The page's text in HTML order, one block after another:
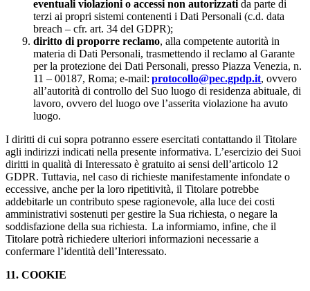
eventuali violazioni o accessi non autorizzati da parte di
terzi ai propri sistemi contenenti i Dati Personali (c.d. data
breach – cfr. art. 34 del GDPR);
diritto di proporre reclamo, alla competente autorità in
materia di Dati Personali, trasmettendo il reclamo al Garante
per la protezione dei Dati Personali, presso Piazza Venezia, n.
11 – 00187, Roma; e-mail: protocollo@pec.gpdp.it, ovvero
all’autorità di controllo del Suo luogo di residenza abituale, di
lavoro, ovvero del luogo ove l’asserita violazione ha avuto
luogo.
I diritti di cui sopra potranno essere esercitati contattando il Titolare
agli indirizzi indicati nella presente informativa. L’esercizio dei Suoi
diritti in qualità di Interessato è gratuito ai sensi dell’articolo 12
GDPR. Tuttavia, nel caso di richieste manifestamente infondate o
eccessive, anche per la loro ripetitività, il Titolare potrebbe
addebitarle un contributo spese ragionevole, alla luce dei costi
amministrativi sostenuti per gestire la Sua richiesta, o negare la
soddisfazione della sua richiesta. La informiamo, infine, che il
Titolare potrà richiedere ulteriori informazioni necessarie a
confermare l’identità dell’Interessato.
11. COOKIE